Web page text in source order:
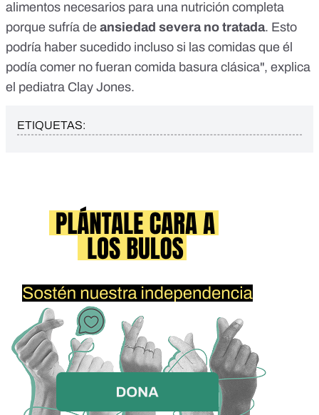
alimentos necesarios para una nutrición completa
porque sufría de ansiedad severa no tratada. Esto
podría haber sucedido incluso si las comidas que él
podía comer no fueran comida basura clásica", explica
el pediatra Clay Jones.
ETIQUETAS: